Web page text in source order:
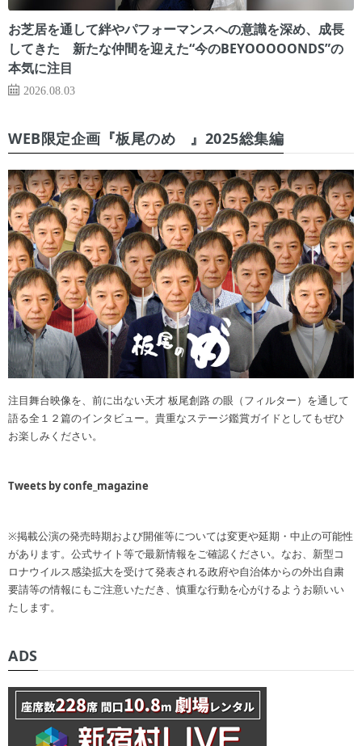
お芝居を通して絆やパフォーマンスへの意識を深め、成長
してきた 新たな仲間を迎えた“今のBEYOOOOONDS”の
本気に注目
2026.08.03
WEB限定企画『板尾のめ゙』2025総集編
注目舞台映像を、前に出ない天才 板尾創路 の眼（フィルター）を通して
語る全１２篇のインタビュー。貴重なステージ鑑賞ガイドとしてもぜひ
お楽しみください。
Tweets by confe_magazine
※掲載公演の発売時期および開催等については変更や延期・中止の可能性
があります。公式サイト等で最新情報をご確認ください。なお、新型コ
ロナウイルス感染拡大を受けて発表される政府や自治体からの外出自粛
要請等の情報にもご注意いただき、慎重な行動を心がけるようお願いい
たします。
ADS